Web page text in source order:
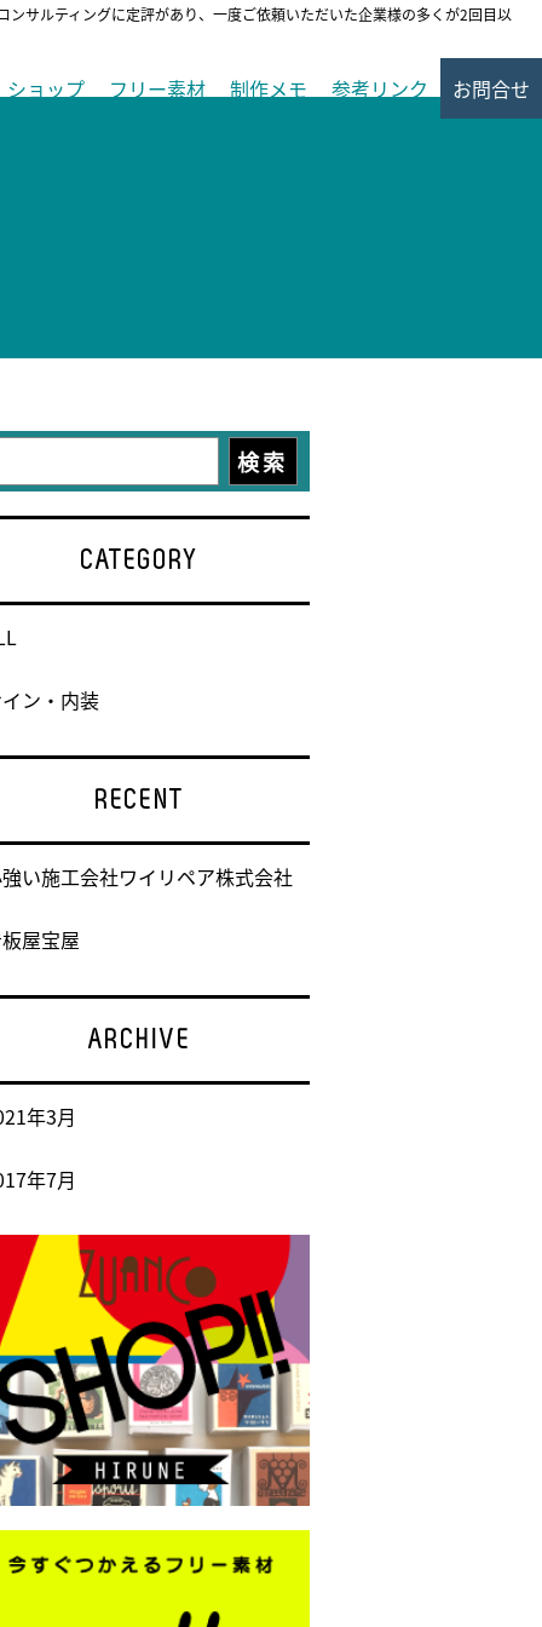
サルティングに定評があり、一度ご依頼いただいた企業様の多くが2回目以
ショップ フリー素材 制作メモ 参考リンク お問合せ
CATEGORY
ン・内装
RECENT
い施工会社ワイリペア株式会社
屋宝屋
ARCHIVE
年3月
年7月